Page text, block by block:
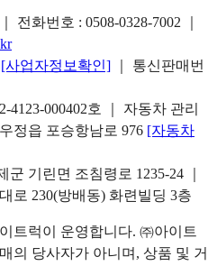
전화번호 : 0508-0328-7002
[사업자정보확인]
｜ 통신판매번
000402호 ｜ 자동차 관리
정읍 포승항남로 976 [자동차
기린면 조침령로 1235-24 ｜
로 230(방배동) 화련빌딩 3층
트럭이 운영합니다. ㈜아이트
의 당사자가 아니며, 상품 및 거